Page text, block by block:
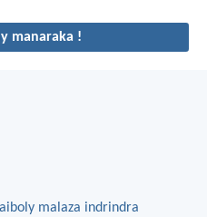
manaraka !
malaza indrindra